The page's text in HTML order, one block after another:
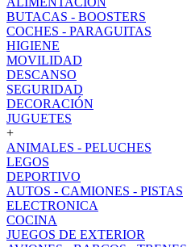
BUTACAS - BOOSTERS
COCHES - PARAGUITAS
HIGIENE
MOVILIDAD
DESCANSO
SEGURIDAD
DECORACIÓN
JUGUETES
+
ANIMALES - PELUCHES
LEGOS
DEPORTIVO
AUTOS - CAMIONES - PISTAS
ELECTRONICA
COCINA
JUEGOS DE EXTERIOR